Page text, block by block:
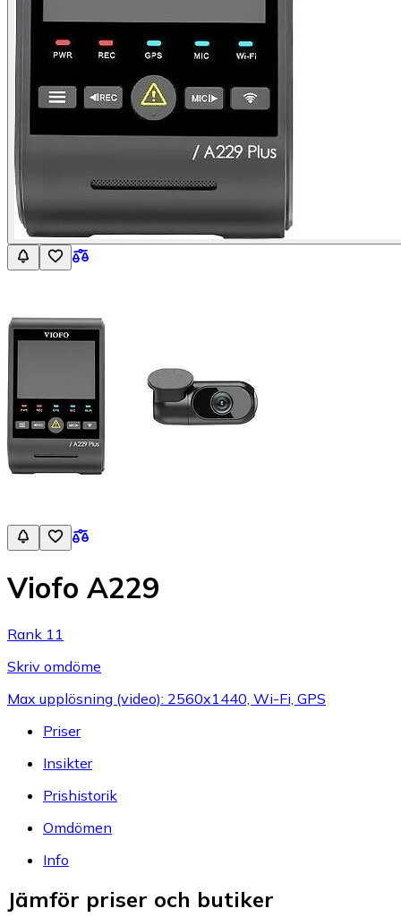
Viofo A229
Rank 11
Skriv omdöme
Max upplösning (video): 2560x1440, Wi-Fi, GPS
Priser
Insikter
Prishistorik
Omdömen
Info
Jämför priser och butiker